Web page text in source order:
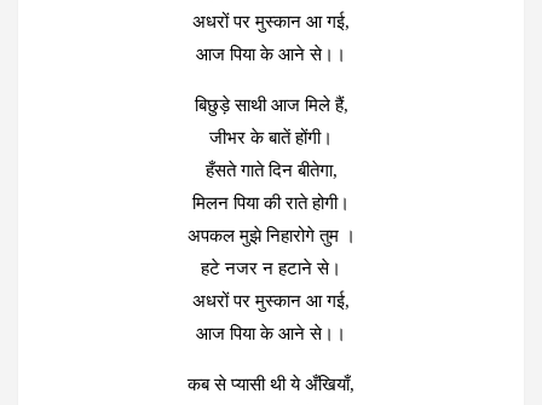
अधरों पर मुस्कान आ गई,
आज पिया के आने से।।
बिछुड़े साथी आज मिले हैं,
जीभर के बातें होंगी।
हँसते गाते दिन बीतेगा,
मिलन पिया की राते होगी।
अपकल मुझे निहारोगे तुम ।
हटे नजर न हटाने से।
अधरों पर मुस्कान आ गई,
आज पिया के आने से।।
कब से प्यासी थी ये अँखियाँ,